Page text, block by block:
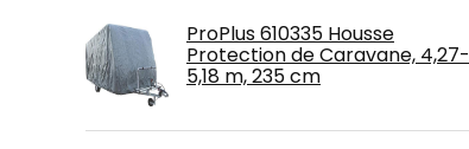
ProPlus 610335 Housse
Protection de Caravane, 4,27-
5,18 m, 235 cm